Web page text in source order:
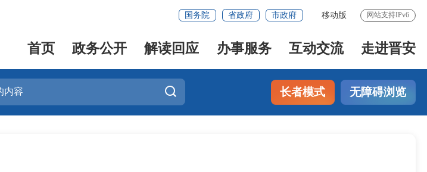
国务院 省政府 市政府 移动版 网站支持IPv6
首页 政务公开 解读回应 办事服务 互动交流 走进晋安
长者模式 无障碍浏览